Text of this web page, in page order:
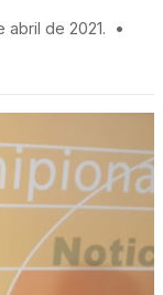
abril de 2021.
•